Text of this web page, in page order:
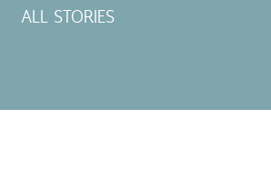
ALL STORIES